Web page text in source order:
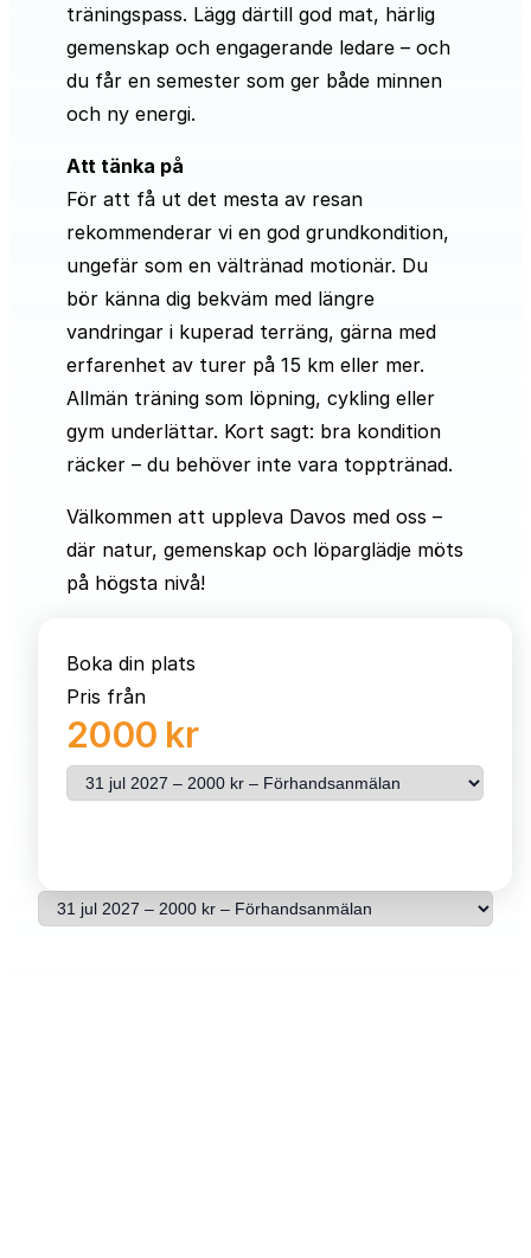
träningspass. Lägg därtill god mat, härlig
gemenskap och engagerande ledare – och
du får en semester som ger både minnen
och ny energi.
Att tänka på
För att få ut det mesta av resan
rekommenderar vi en god grundkondition,
ungefär som en vältränad motionär. Du
bör känna dig bekväm med längre
vandringar i kuperad terräng, gärna med
erfarenhet av turer på 15 km eller mer.
Allmän träning som löpning, cykling eller
gym underlättar. Kort sagt: bra kondition
räcker – du behöver inte vara topptränad.
Välkommen att uppleva Davos med oss –
där natur, gemenskap och löparglädje möts
på högsta nivå!
Boka din plats
Pris från
2000 kr
Välj resa
Välj resa